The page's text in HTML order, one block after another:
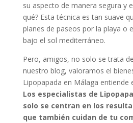
su aspecto de manera segura y
qué? Esta técnica es tan suave
planes de paseos por la playa o
bajo el sol mediterráneo.
Pero, amigos, no solo se trata
nuestro blog, valoramos el
Lipopapada en Málaga entiende
Los especialistas de
solo se centran en los
que también cuidan de tu